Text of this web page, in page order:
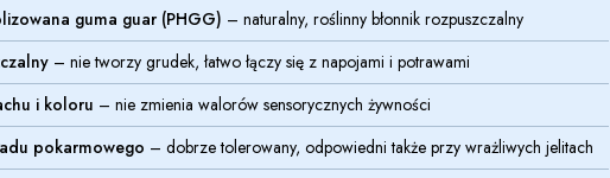
guma guar (PHGG) – naturalny, roślinny błonnik rozpuszczalny
– nie tworzy grudek, łatwo łączy się z napojami i potrawami
i koloru – nie zmienia walorów sensorycznych żywności
pokarmowego – dobrze tolerowany, odpowiedni także przy wrażliwych jelitach